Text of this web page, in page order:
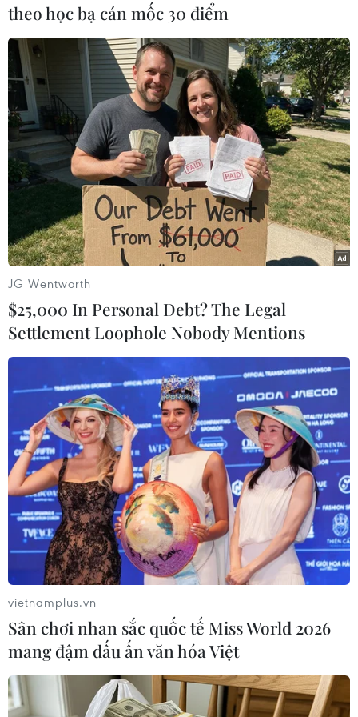
Kể từ tháng 11 năm ngoái, đây là lần đầu tiên
các công ty năng lượng Mỹ cắt giảm số lượng
giàn khoan hoạt động do tình hình giá lạnh và
tuyết rơi gia tăng ở Texas, New Mexico và các
vùng sản xuất năng lượng khác./.
(TTXVN/Vietnam+)
#Giá dầu #Phiên giao dịch
#Sản lượng dầu thô
#Texas
#Giàn khoan
Theo dõi VietnamPlus
TIN LIÊN QUAN
theo học bạ cán mốc 30 điểm
JG Wentworth
$25,000 In Personal Debt? The Legal
Settlement Loophole Nobody Mentions
vietnamplus.vn
Sân chơi nhan sắc quốc tế Miss World 2026
mang đậm dấu ấn văn hóa Việt